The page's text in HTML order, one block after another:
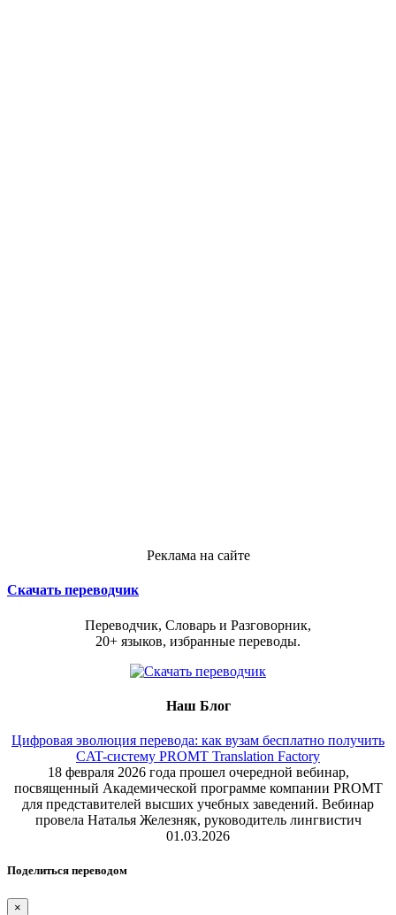
Реклама на сайте
Скачать переводчик
Переводчик, Словарь и Разговорник,
20+ языков, избранные переводы.
Наш Блог
Цифровая эволюция перевода: как вузам бесплатно получить
CAT-систему PROMT Translation Factory
18 февраля 2026 года прошел очередной вебинар,
посвященный Академической программе компании PROMT
для представителей высших учебных заведений. Вебинар
провела Наталья Железняк, руководитель лингвистич
01.03.2026
Поделиться переводом
×